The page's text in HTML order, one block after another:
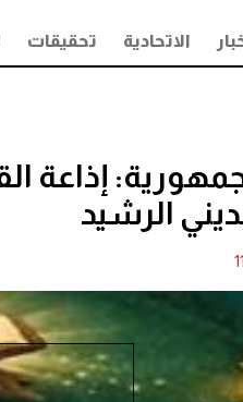
الاتحادية تحقيقات
إذاعة
الرشيد